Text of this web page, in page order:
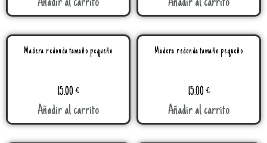
Añadir al carrito Añadir al carrito
Madera redonda tamaño pequeño
15.00€
Añadir al carrito
Madera redonda tamaño pequeño
15.00€
Añadir al carrito